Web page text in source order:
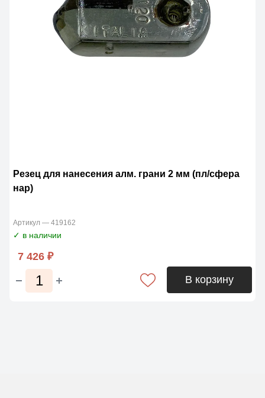
Резец для нанесения алм. грани 2 мм (пл/сфера
нар)
Артикул — 419162
✓ в наличии
7 426 ₽
В корзину